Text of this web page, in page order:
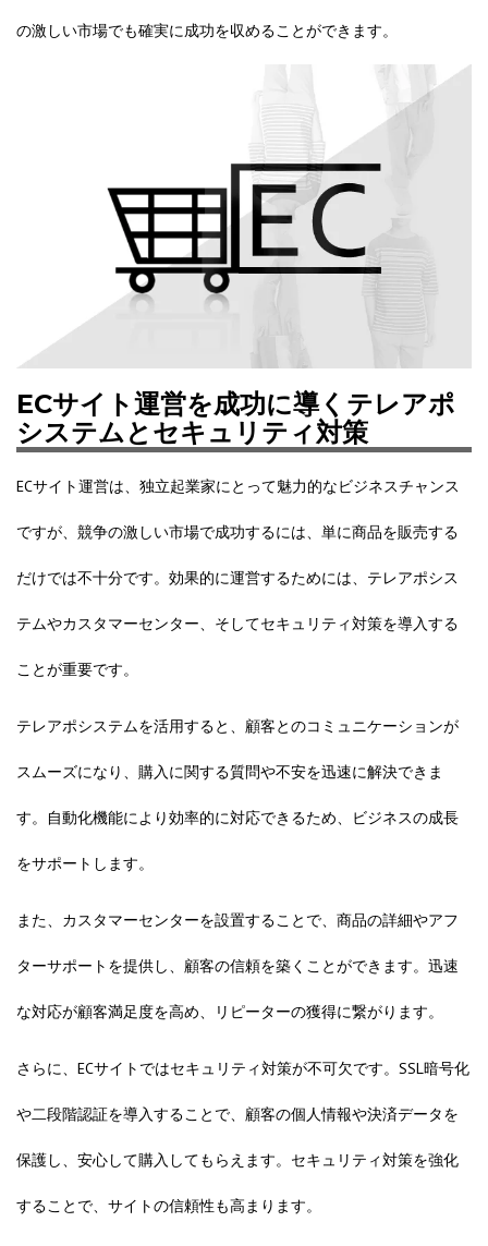
の激しい市場でも確実に成功を収めることができます。
ECサイト運営を成功に導くテレアポ
システムとセキュリティ対策
ECサイト運営は、独立起業家にとって魅力的なビジネスチャンス
ですが、競争の激しい市場で成功するには、単に商品を販売する
だけでは不十分です。効果的に運営するためには、テレアポシス
テムやカスタマーセンター、そしてセキュリティ対策を導入する
ことが重要です。
テレアポシステムを活用すると、顧客とのコミュニケーションが
スムーズになり、購入に関する質問や不安を迅速に解決できま
す。自動化機能により効率的に対応できるため、ビジネスの成長
をサポートします。
また、カスタマーセンターを設置することで、商品の詳細やアフ
ターサポートを提供し、顧客の信頼を築くことができます。迅速
な対応が顧客満足度を高め、リピーターの獲得に繋がります。
さらに、ECサイトではセキュリティ対策が不可欠です。SSL暗号化
や二段階認証を導入することで、顧客の個人情報や決済データを
保護し、安心して購入してもらえます。セキュリティ対策を強化
することで、サイトの信頼性も高まります。